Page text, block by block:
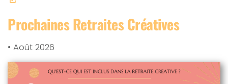
Prochaines Retraites Créatives
• Août 2026